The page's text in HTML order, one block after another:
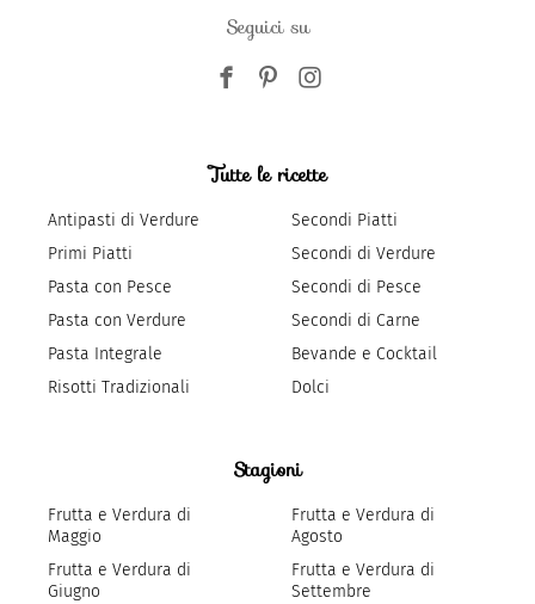
Seguici su
Tutte le ricette
Antipasti di Verdure
Primi Piatti
Pasta con Pesce
Pasta con Verdure
Pasta Integrale
Risotti Tradizionali
Secondi Piatti
Secondi di Verdure
Secondi di Pesce
Secondi di Carne
Bevande e Cocktail
Dolci
Stagioni
Frutta e Verdura di
Maggio
Frutta e Verdura di
Giugno
Frutta e Verdura di
Agosto
Frutta e Verdura di
Settembre